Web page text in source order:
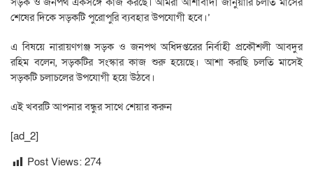
শেষের দিকে সড়কটি পুরোপুরি ব্যবহার উপযোগী হবে।’
এ বিষয়ে নারায়ণগঞ্জ সড়ক ও জনপথ অধিদপ্তরের নির্বাহী প্রকৌশলী আবদুর
রহিম বলেন, সড়কটির সংস্কার কাজ শুরু হয়েছে। আশা করছি চলতি মাসেই
সড়কটি চলাচলের উপযোগী হয়ে উঠবে।
এই খবরটি আপনার বন্ধুর সাথে শেয়ার করুন
[ad_2]
Post Views: 274